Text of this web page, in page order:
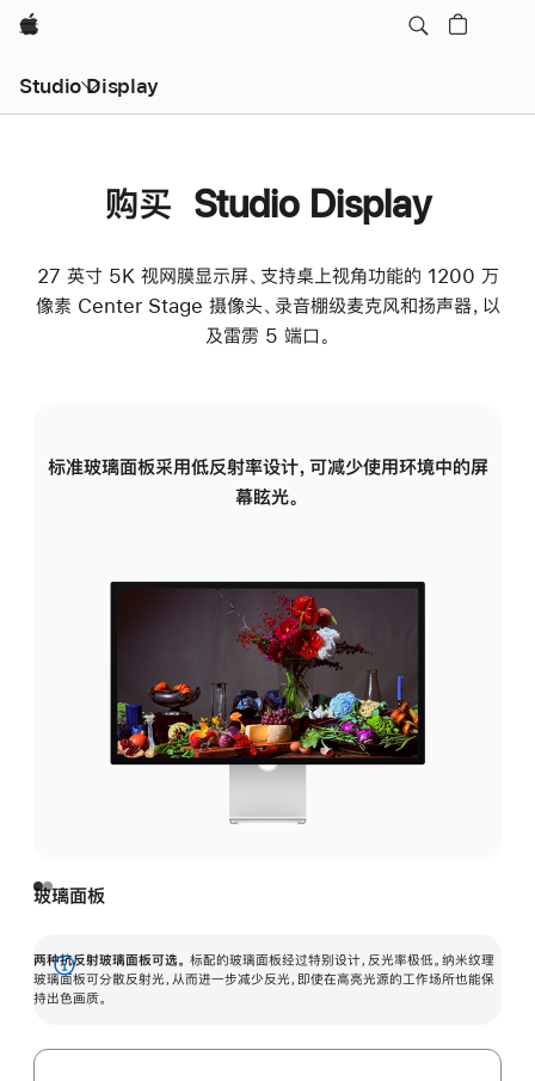
Apple
Studio Display
购买 Studio Display
27 英寸 5K 视网膜显示屏、支持桌上视角功能的 1200 万
像素 Center Stage 摄像头、录音棚级麦克风和扬声器，以
及雷雳 5 端口。
标准玻璃面板采用低反射率设计，可减少使用环境中的屏
幕眩光。
玻璃面板
两种抗反射玻璃面板可选。 标配的玻璃面板经过特别设计，反光率极低。纳米纹理
玻璃面板可分散反射光，从而进一步减少反光，即使在高亮光源的工作场所也能保
持出色画质。
展
开